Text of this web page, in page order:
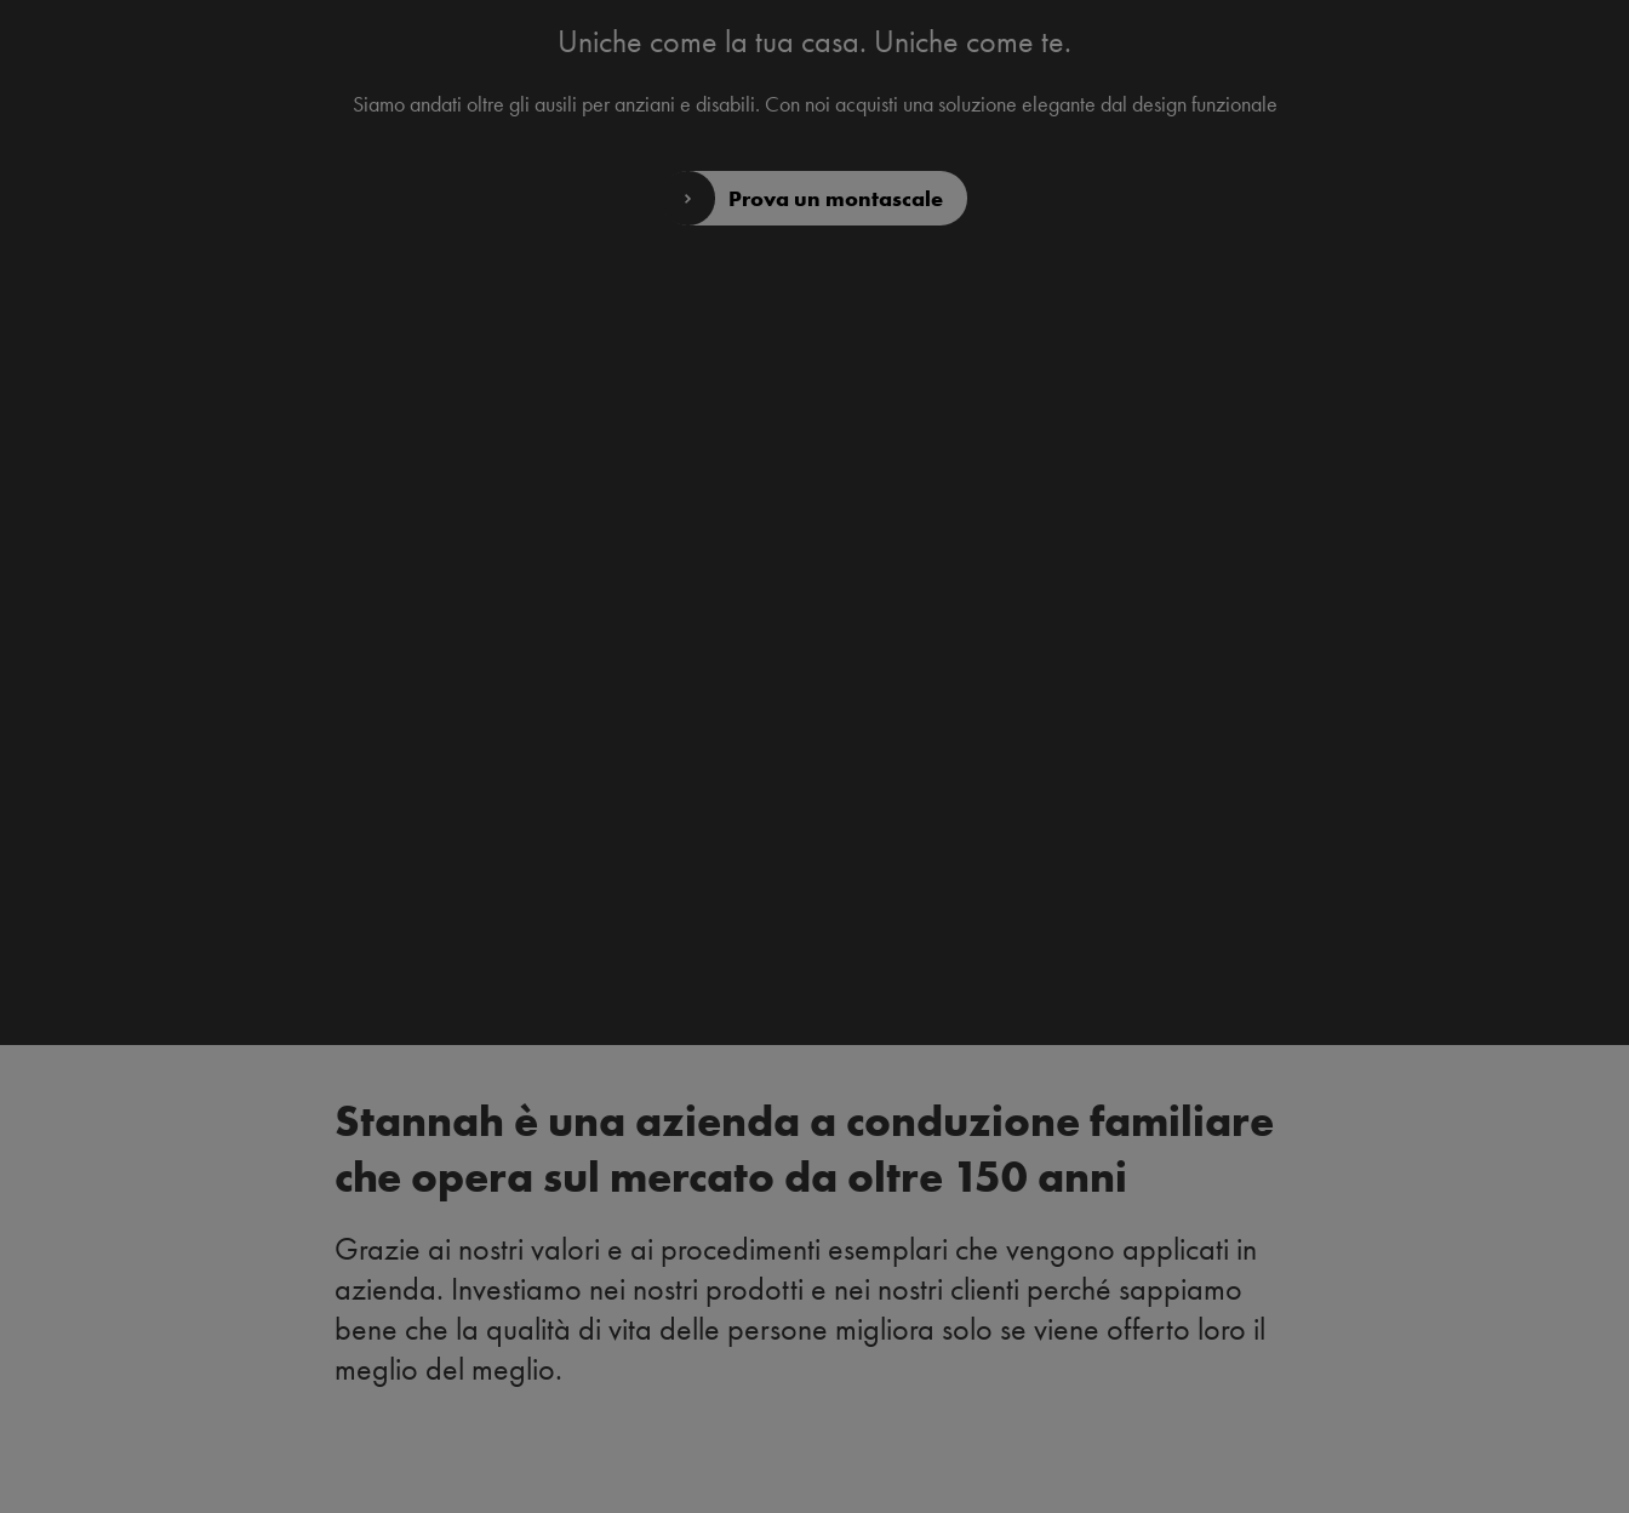
Uniche come la tua casa. Uniche come te.
Siamo andati oltre gli ausili per anziani e disabili. Con noi acquisti una soluzione elegante dal design funzionale
Prova un montascale
Stannah è una azienda a conduzione familiare
che opera sul mercato da oltre 150 anni
Grazie ai nostri valori e ai procedimenti esemplari che vengono applicati in
azienda. Investiamo nei nostri prodotti e nei nostri clienti perché sappiamo
bene che la qualità di vita delle persone migliora solo se viene offerto loro il
meglio del meglio.